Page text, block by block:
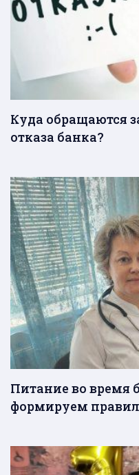
Куда обращаются
отказа банка?
Питание во время
формируем